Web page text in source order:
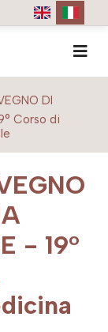
DI
Corso di
- 19°